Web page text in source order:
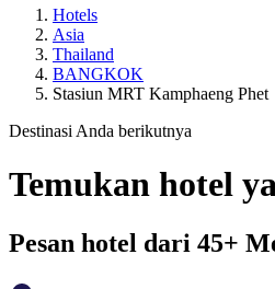
Hotels
Asia
Thailand
BANGKOK
Stasiun MRT Kamphaeng Phet
Destinasi Anda berikutnya
Temukan hotel
Pesan hotel dari 45+